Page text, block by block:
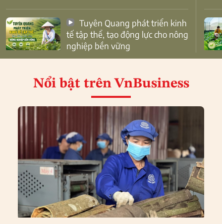
tế tập thể, tạo động lực cho nông
nghiệp bền vững
Nổi bật trên VnBusiness